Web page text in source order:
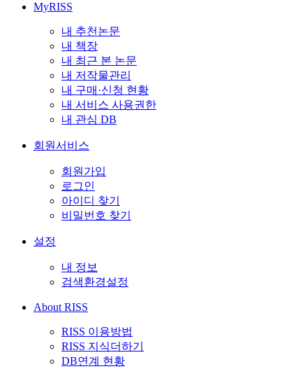
MyRISS
내 추천논문
내 책장
내 최근 본 논문
내 저작물관리
내 구매·신청 현황
내 서비스 사용권한
내 관심 DB
회원서비스
회원가입
로그인
아이디 찾기
비밀번호 찾기
설정
내 정보
검색환경설정
About RISS
RISS 이용방법
RISS 지식더하기
DB연계 현황